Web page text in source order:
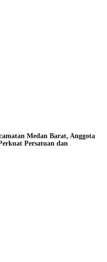
Medan Barat, Anggota
Persatuan dan